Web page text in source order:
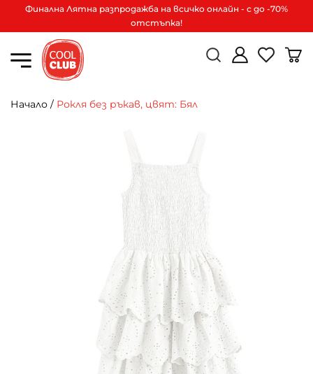
Финална Лятна разпродажба на всичко онлайн - с до -70%
отстъпка!
Начало / Рокля без ръкав, цвят: Бял